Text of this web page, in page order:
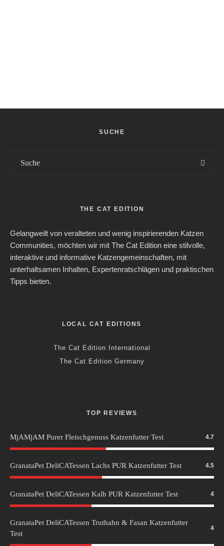
SUCHE
THE CAT EDITION
Gelangweilt von veralteten und wenig inspirierenden Katzen
Communities, möchten wir mit The Cat Edition eine stilvolle,
interaktive und informative Katzengemeinschaften, mit
unterhaltsamen Inhalten, Expertenratschlägen und praktischen
Tipps bieten.
LOCAL CAT EDITIONS
The Cat Edition International
The Cat Edition Germany
TOP REVIEWS
MjAMjAM Purer Fleischgenuss Katzenfutter Test 4.7
GranataPet DeliCATessen Lachs PUR Katzenfutter Test 4.5
GranataPet DeliCATessen Kalb PUR Katzenfutter Test 4
GranataPet DeliCATessen Truthahn & Fasan Katzenfutter
Test
4